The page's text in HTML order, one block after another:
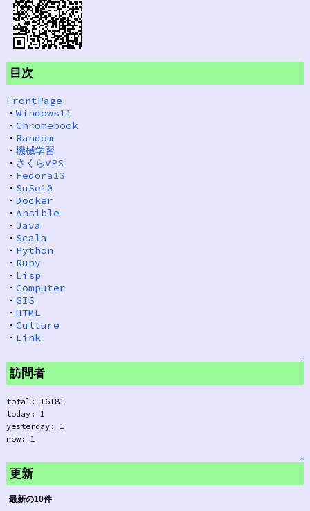
目次
FrontPage
・Windows11
・ Chromebook
・ Random
・ 機械学習
・ さくらVPS
・ Fedora13
・ SuSe10
・ Docker
・ Ansible
・ Java
・ Scala
・ Python
・ Ruby
・ Lisp
・ Computer
・ GIS
・ HTML
・ Culture
・ Link
↑
訪問者
total: 16181
today: 1
yesterday: 1
now: 1
↑
更新
最新の10件